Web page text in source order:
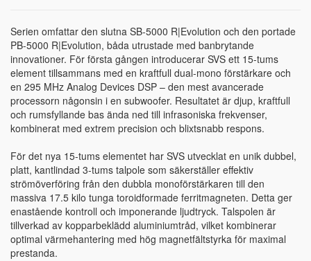
Serien omfattar den slutna SB-5000 R|Evolution och den portade
PB-5000 R|Evolution, båda utrustade med banbrytande
innovationer. För första gången introducerar SVS ett 15-tums
element tillsammans med en kraftfull dual-mono förstärkare och
en 295 MHz Analog Devices DSP – den mest avancerade
processorn någonsin i en subwoofer. Resultatet är djup, kraftfull
och rumsfyllande bas ända ned till infrasoniska frekvenser,
kombinerat med extrem precision och blixtsnabb respons.
För det nya 15-tums elementet har SVS utvecklat en unik dubbel,
platt, kantlindad 3-tums talpole som säkerställer effektiv
strömöverföring från den dubbla monoförstärkaren till den
massiva 17.5 kilo tunga toroidformade ferritmagneten. Detta ger
enastående kontroll och imponerande ljudtryck. Talspolen är
tillverkad av kopparbeklädd aluminiumtråd, vilket kombinerar
optimal värmehantering med hög magnetfältstyrka för maximal
prestanda.